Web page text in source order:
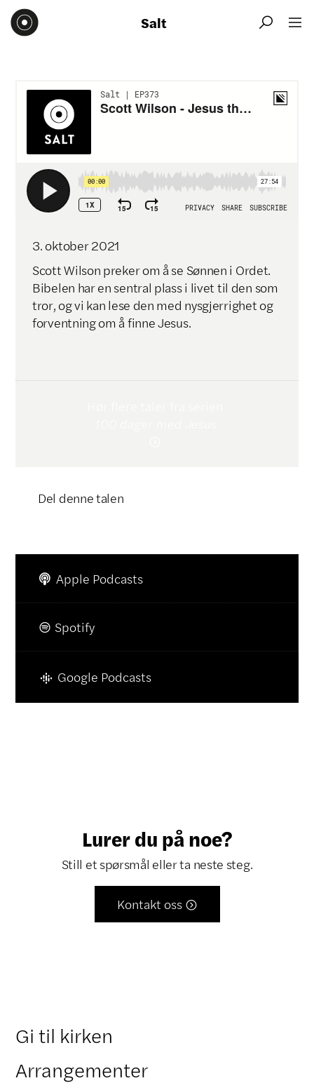
Salt  
3. oktober2021
Scott Wilson preker om å se Sønnen i Ordet.
Bibelen har en sentral plass i livet til den som
tror, og vi kan lese den med nysgjerrighet og
forventning om å finne Jesus.
Del denne talen
 Apple Podcasts
 Spotify
Google Podcasts
Lurer du på noe?
Still et spørsmål eller ta neste steg.
Kontakt oss 
Gi til kirken
Arrangementer